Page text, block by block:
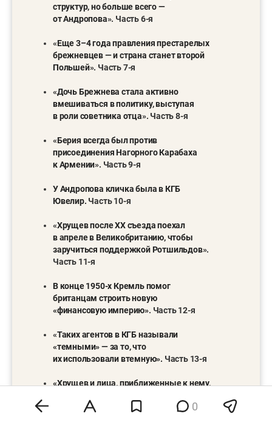
структур, но больше всего —
от Андропова». Часть 6-я
«Еще 3–4 года правления престарелых
брежневцев — и страна станет второй
Польшей». Часть 7-я
«Дочь Брежнева стала активно
вмешиваться в политику, выступая
в роли советника отца». Часть 8-я
«Берия всегда был против
присоединения Нагорного Карабаха
к Армении». Часть 9-я
У Андропова кличка была в КГБ
Ювелир. Часть 10-я
«Хрущев после ХХ съезда поехал
в апреле в Великобританию, чтобы
заручиться поддержкой Ротшильдов».
Часть 11-я
В конце 1950-х Кремль помог
британцам строить новую
«финансовую империю». Часть 12-я
«Таких агентов в КГБ называли
«темными» — за то, что
их использовали втемную». Часть 13-я
«Хрущев и лица, приближенные к нему,
югославов ». Часть 14-я 0